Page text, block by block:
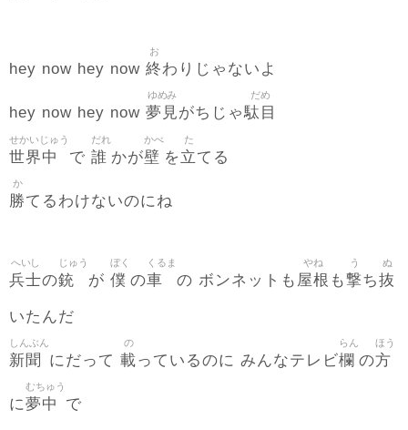
hey now hey now 終
お
わりじゃないよ
hey now hey now 夢見
ゆめみ
がちじゃ駄目
だめ
世界中
せかいじゅう
で 誰
だれ
かが壁
かべ
を立
た
てる
勝
か
てるわけないのにね
兵士
へいし
の銃
じゅう
が 僕
ぼく
の車
くるま
の ボンネットも 屋根
やね
も撃
う
ち抜
ぬ
いたんだ
新聞
しんぶん
にだって 載
の
っているのに みんなテレビ欄
らん
の方
ほう
に夢中
むちゅう
で